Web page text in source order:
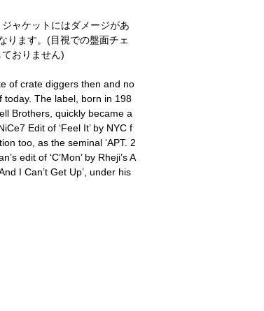
ャケットにはダメージがあ
ります。(目視での盤面チェ
おりません)
of crate diggers then and no
today. The label, born in 198
Brothers, quickly became a
Edit of ‘Feel It’ by NYC f
too, as the seminal ‘APT. 2
edit of ‘C’Mon’ by Rheji’s A
I Can’t Get Up’, under his